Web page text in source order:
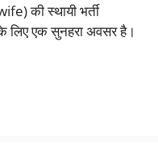
की स्थायी भर्ती
लिए एक सुनहरा अवसर है।